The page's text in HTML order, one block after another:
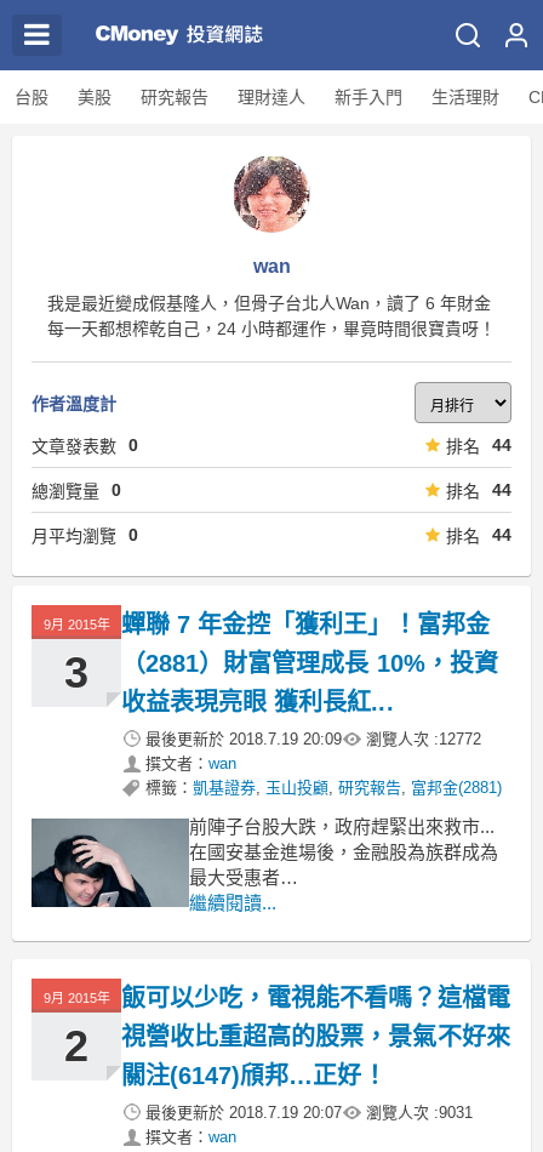
台股 美股 研究報告 理財達人 新手入門 生活理財
wan
我是最近變成假基隆人，但骨子台北人Wan，讀了 6 年財金
每一天都想榨乾自己，24 小時都運作，畢竟時間很寶貴呀！
作者溫度計
文章發表數 0 排名 44
總瀏覽量 0 排名 44
月平均瀏覽 0 排名 44
9月 2015年
3
蟬聯 7 年金控「獲利王」！富邦金
（2881）財富管理成長 10%，投資
收益表現亮眼 獲利長紅...
最後更新於 2018.7.19 20:09 瀏覽人次 :12772
撰文者： wan
標籤： 凱基證券, 玉山投顧, 研究報告, 富邦金(2881)
前陣子台股大跌，政府趕緊出來救市...
在國安基金進場後，金融股為族群成為
最大受惠者
股價近幾天自低點反彈以來，幾乎有近
金融股，比重超高~
不信你看...
（資料來源 : Cmoney股市）
繼續閱讀...
9月 2015年
2
飯可以少吃，電視能不看嗎？這檔電
視營收比重超高的股票，景氣不好來
關注(6147)頎邦…正好！
最後更新於 2018.7.19 20:07 瀏覽人次 :9031
撰文者： wan